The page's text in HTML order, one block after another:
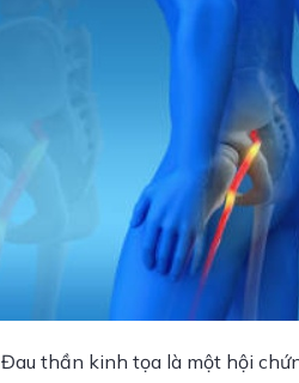
Đau thần kinh tọa là một hội